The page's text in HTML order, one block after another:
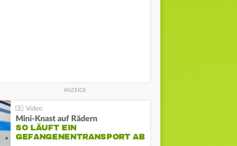
Mini-Knast auf Rädern
SO LÄUFT EIN
GEFANGENENTRANSPORT AB